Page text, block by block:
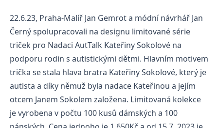
22.6.23, Praha-Malíř Jan Gemrot a módní návrhář Jan
Černý spolupracovali na designu limitované série
triček pro Nadaci AutTalk Kateřiny Sokolové na
podporu rodin s autistickými dětmi. Hlavním motivem
trička se stala hlava bratra Kateřiny Sokolové, který je
autista a díky němuž byla nadace Kateřinou a jejím
otcem Janem Sokolem založena. Limitovaná kolekce
je vyrobena v počtu 100 kusů dámských a 100